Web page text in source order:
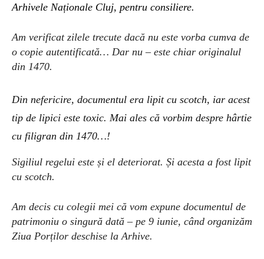
Arhivele Naționale Cluj, pentru consiliere.
Am verificat zilele trecute dacă nu este vorba cumva de
o copie autentificată… Dar nu – este chiar originalul
din 1470.
Din nefericire, documentul era lipit cu scotch, iar acest
tip de lipici este toxic. Mai ales că vorbim despre hârtie
cu filigran din 1470…!
Sigiliul regelui este și el deteriorat. Și acesta a fost lipit
cu scotch.
Am decis cu colegii mei că vom expune documentul de
patrimoniu o singură dată – pe 9 iunie, când organizăm
Ziua Porților deschise la Arhive.